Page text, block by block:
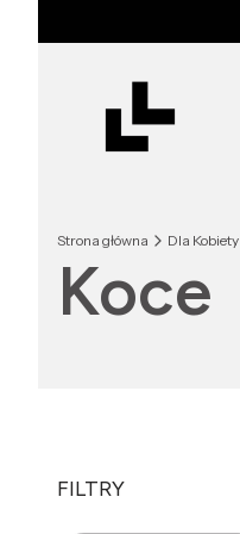
Strona główna Dla Kobiety
Koce
FILTRY